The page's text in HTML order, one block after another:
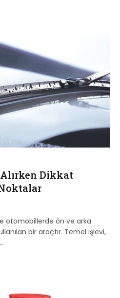
Dikkat
otomobillerde ön ve arka
bir araçtır. Temel işlevi,